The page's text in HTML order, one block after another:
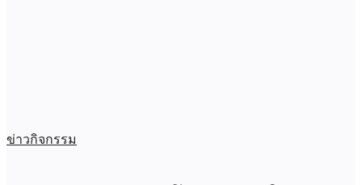
ข่าวกิจกรรม